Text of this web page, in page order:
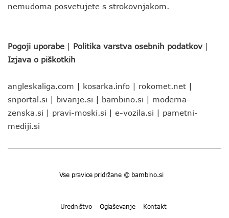
nemudoma posvetujete s strokovnjakom.
Pogoji uporabe | Politika varstva osebnih podatkov |
Izjava o piškotkih
angleskaliga.com | kosarka.info | rokomet.net |
snportal.si | bivanje.si | bambino.si | moderna-
zenska.si | pravi-moski.si | e-vozila.si | pametni-
mediji.si
Vse pravice pridržane © bambino.si
Uredništvo Oglaševanje Kontakt